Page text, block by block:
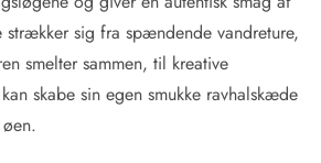
strækker sig fra spændende vandreture,
smelter sammen, til kreative
skabe sin egen smukke ravhalskæde